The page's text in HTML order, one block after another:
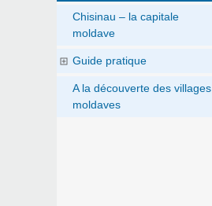
Chisinau – la capitale
moldave
Guide pratique
A la découverte des villages
moldaves